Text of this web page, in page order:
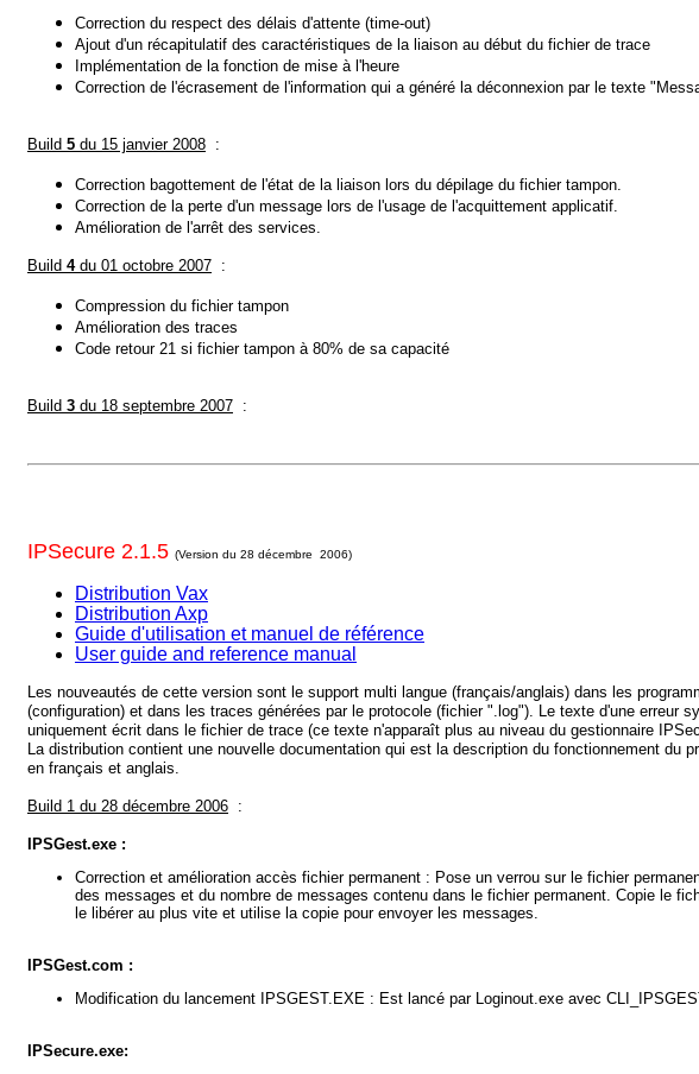
Correction du respect des délais d'attente (time-out)
Ajout d'un récapitulatif des caractéristiques de la liaison au début du fichier de trace
Implémentation de la fonction de mise à l'heure
Correction de l'écrasement de l'information qui a généré la déconnexion par le texte
Build 5 du 15 janvier 2008 :
Correction bagottement de l'état de la liaison lors du dépilage du fichier tampon.
Correction de la perte d'un message lors de l'usage de l'acquittement applicatif.
Amélioration de l'arrêt des services.
Build 4du 01 octobre 2007 :
Compression du fichier tampon
Amélioration des traces
Code retour 21 si fichier tampon à 80% de sa capacité
Build 3 du 18 septembre 2007 :
IPSecure 2.1.5 (Version du 28 décembre 2006)
Distribution Vax
Distribution Axp
Guide d'utilisation et manuel de référence
User guide and reference manual
Les nouveautés de cette version sont le support multi langue (français/anglais) dans les
(configuration) et dans les traces générées par le protocole (fichier ".log"). Le texte d'une erreur
uniquement écrit dans le fichier de trace (ce texte n'apparaît plus au niveau du gestionnaire
La distribution contient une nouvelle documentation qui est la description du fonctionnement du
en français et anglais.
Build 1 du 28 décembre 2006 :
IPSGest.exe :
Correction et amélioration accès fichier permanent : Pose un verrou sur le fichier
des messages et du nombre de messages contenu dans le fichier permanent. Copie le
le libérer au plus vite et utilise la copie pour envoyer les messages.
IPSGest.com :
Modification du lancement IPSGEST.EXE : Est lancé par Loginout.exe avec
IPSecure.exe: